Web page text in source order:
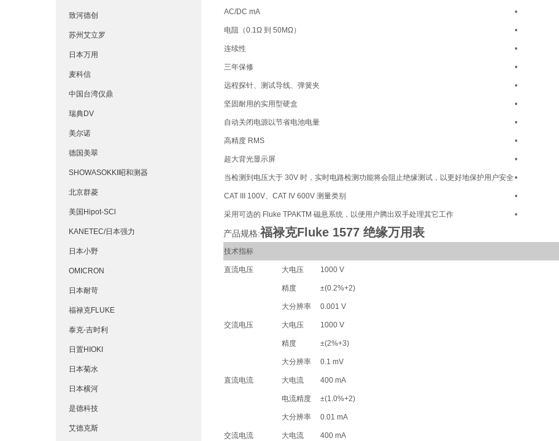
致河德创
苏州艾立罗
日本万用
麦科信
中国台湾仪鼎
瑞典DV
美尔诺
德国美翠
SHOWASOKKI昭和测器
北京群菱
美国Hipot-SCl
KANETEC/日本强力
日本小野
OMICRON
日本耐苛
福禄克FLUKE
泰克-吉时利
日置HIOKI
日本菊水
日本横河
是德科技
艾德克斯
AC/DC mA •
电阻（0.1Ω 到 50MΩ） •
连续性 •
三年保修 •
远程探针、测试导线、弹簧夹 •
坚固耐用的实用型硬盒 •
自动关闭电源以节省电池电量 •
高精度 RMS •
超大背光显示屏 •
当检测到电压大于 30V 时，实时电路检测功能将会阻止绝缘测试，以更好地保护用户安全 •
CAT III 100V、CAT IV 600V 测量类别 •
采用可选的 Fluke TPAKTM 磁悬系统，以便用户腾出双手处理其它工作 •
产品规格:福禄克Fluke 1577 绝缘万用表
技术指标
直流电压 大电压 1000 V
精度 ±(0.2%+2)
大分辨率 0.001 V
交流电压 大电压 1000 V
精度 ±(2%+3)
大分辨率 0.1 mV
直流电流 大电流 400 mA
电流精度 ±(1.0%+2)
大分辨率 0.01 mA
交流电流 大电流 400 mA